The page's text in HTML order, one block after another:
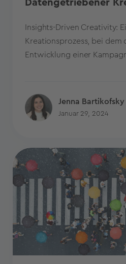
Datengetriebener
Insights-Driven Creativity:
Kreationsprozess, bei dem
Entwicklung einer
Jenna Bartikofsky
Januar 29, 2024